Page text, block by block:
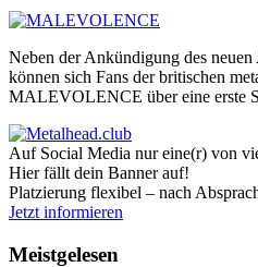
Neben der Ankündigung des
können sich Fans der britischen
MALEVOLENCE über eine erste
Auf Social Media nur eine(r) von
Hier fällt dein Banner auf!
Platzierung flexibel – nach
Jetzt informieren
Meistgelesen